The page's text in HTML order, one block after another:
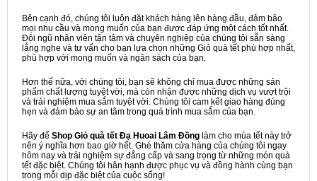
Bên cạnh đó, chúng tôi luôn đặt khách hàng lên hàng đầu, đảm bảo
mọi nhu cầu và mong muốn của bạn được đáp ứng một cách tốt nhất.
Đội ngũ nhân viên tận tâm và chuyên nghiệp của chúng tôi sẵn sàng
lắng nghe và tư vấn cho bạn lựa chọn những Giỏ quà tết phù hợp nhất,
phù hợp với mong muốn và ngân sách của bạn.
Hơn thế nữa, với chúng tôi, bạn sẽ không chỉ mua được những sản
phẩm chất lượng tuyệt vời, mà còn nhận được những dịch vụ vượt trội
và trải nghiệm mua sắm tuyệt vời. Chúng tôi cam kết giao hàng đúng
hẹn và đảm bảo sự an tâm trong quá trình mua sắm của bạn.
Hãy để Shop Giỏ quà tết Đạ Huoai Lâm Đồng làm cho mùa tết này trở
nên ý nghĩa hơn bao giờ hết. Ghé thăm cửa hàng của chúng tôi ngay
hôm nay và trải nghiệm sự đẳng cấp và sang trọng từ những món quà
tết đặc biệt. Chúng tôi hân hạnh được phục vụ và đồng hành cùng bạn
trong mỗi dịp đặc biệt của cuộc sống!